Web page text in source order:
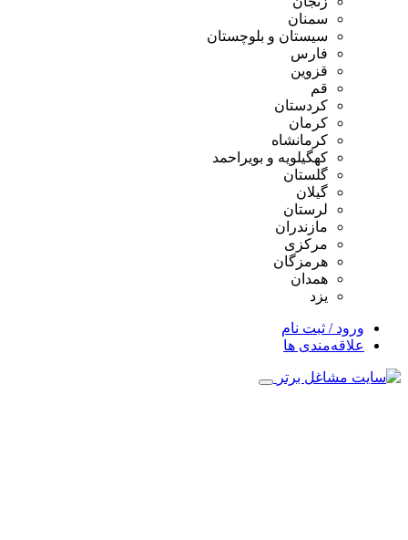
سمنان
سیستان و بلوچستان
فارس
قزوین
قم
کردستان
کرمان
کرمانشاه
کهگیلویه و بویراحمد
گلستان
گیلان
لرستان
مازندران
مرکزی
هرمزگان
همدان
یزد
ورود / ثبت نام
علاقه‌مندی ها